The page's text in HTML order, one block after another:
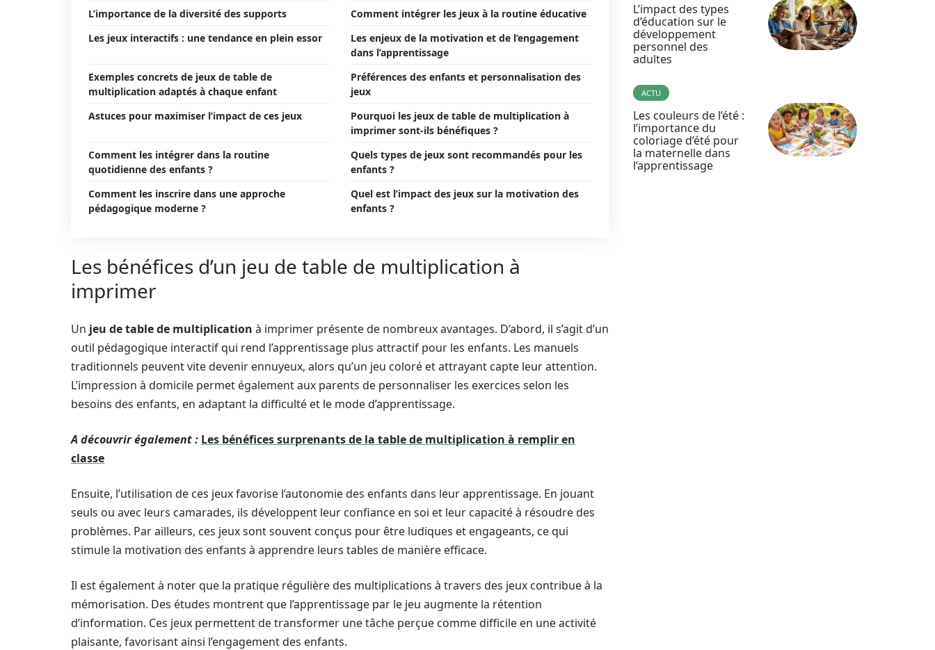
L’importance de la diversité des supports
Comment intégrer les jeux à la routine éducative
Les jeux interactifs : une tendance en plein essor
Les enjeux de la motivation et de l’engagement
dans l’apprentissage
Exemples concrets de jeux de table de
multiplication adaptés à chaque enfant
Préférences des enfants et personnalisation des
jeux
Astuces pour maximiser l’impact de ces jeux
Pourquoi les jeux de table de multiplication à
imprimer sont-ils bénéfiques ?
Comment les intégrer dans la routine
quotidienne des enfants ?
Quels types de jeux sont recommandés pour les
enfants ?
Comment les inscrire dans une approche
pédagogique moderne ?
Quel est l’impact des jeux sur la motivation des
enfants ?
Les bénéfices d’un jeu de table de multiplication à
imprimer
Un jeu de table de multiplication à imprimer présente de nombreux avantages. D’abord, il s’agit d’un
outil pédagogique interactif qui rend l’apprentissage plus attractif pour les enfants. Les manuels
traditionnels peuvent vite devenir ennuyeux, alors qu’un jeu coloré et attrayant capte leur attention.
L’impression à domicile permet également aux parents de personnaliser les exercices selon les
besoins des enfants, en adaptant la difficulté et le mode d’apprentissage.
A découvrir également : Les bénéfices surprenants de la table de multiplication à remplir en
classe
Ensuite, l’utilisation de ces jeux favorise l’autonomie des enfants dans leur apprentissage. En jouant
seuls ou avec leurs camarades, ils développent leur confiance en soi et leur capacité à résoudre des
problèmes. Par ailleurs, ces jeux sont souvent conçus pour être ludiques et engageants, ce qui
stimule la motivation des enfants à apprendre leurs tables de manière efficace.
Il est également à noter que la pratique régulière des multiplications à travers des jeux contribue à la
mémorisation. Des études montrent que l’apprentissage par le jeu augmente la rétention
d’information. Ces jeux permettent de transformer une tâche perçue comme difficile en une activité
plaisante, favorisant ainsi l’engagement des enfants.
L’impact des types
d’éducation sur le
développement
personnel des
adultes
ACTU
Les couleurs de l’été :
l’importance du
coloriage d’été pour
la maternelle dans
l’apprentissage